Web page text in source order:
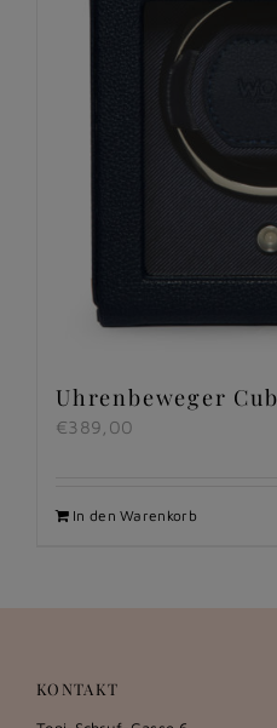
Uhrenbeweger
€389,00
In den Warenkorb
KONTAKT